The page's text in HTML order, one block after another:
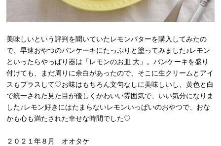
美味しいという評判を聞いていたレモンバターを購入してみたの
で、早速おやつのパンケーキにたっぷりと塗ってみました♪レモン
といったらやっぱり器は「レモンのお皿 大」。パンケーキを盛り
付けても、まだ周りに余白があったので、そこに生クリームとアイ
スもプラスして♡お味はもちろん文句なしに美味しいし、黄色と白
で統一された見た目が優しくかわいい雰囲気で、いい気分になりま
した♪レモン好きにはたまらないレモンいっぱいのおやつで、おな
かも心も満たされた幸せな時間でした♡
２０２１年８月 オオタケ